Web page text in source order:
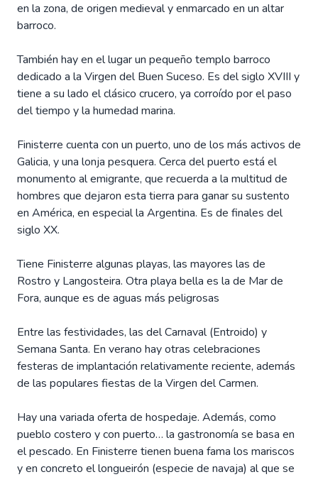
en la zona, de origen medieval y enmarcado en un altar
barroco.
También hay en el lugar un pequeño templo barroco
dedicado a la Virgen del Buen Suceso. Es del siglo XVIII y
tiene a su lado el clásico crucero, ya corroído por el paso
del tiempo y la humedad marina.
Finisterre cuenta con un puerto, uno de los más activos de
Galicia, y una lonja pesquera. Cerca del puerto está el
monumento al emigrante, que recuerda a la multitud de
hombres que dejaron esta tierra para ganar su sustento
en América, en especial la Argentina. Es de finales del
siglo XX.
Tiene Finisterre algunas playas, las mayores las de
Rostro y Langosteira. Otra playa bella es la de Mar de
Fora, aunque es de aguas más peligrosas
Entre las festividades, las del Carnaval (Entroido) y
Semana Santa. En verano hay otras celebraciones
festeras de implantación relativamente reciente, además
de las populares fiestas de la Virgen del Carmen.
Hay una variada oferta de hospedaje. Además, como
pueblo costero y con puerto… la gastronomía se basa en
el pescado. En Finisterre tienen buena fama los mariscos
y en concreto el longueirón (especie de navaja) al que se